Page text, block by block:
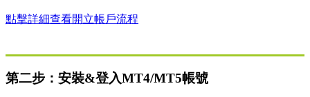
點擊詳細查看開立帳戶流程
第二步：安裝&登入MT4/MT5帳號